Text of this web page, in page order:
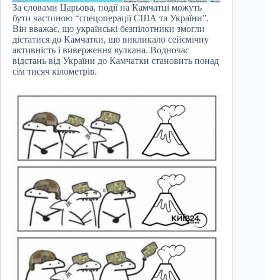
За словами Царьова, події на Камчатці можуть
бути частиною “спецоперації США та України”.
Він вважає, що українські безпілотники змогли
дістатися до Камчатки, що викликало сейсмічну
активність і виверження вулкана. Водночас
відстань від України до Камчатки становить понад
сім тисяч кілометрів.